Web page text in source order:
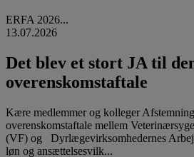
ERFA 2026...
13.07.2026
Det blev et stort JA til
overenskomstaftale
Kære medlemmer og kolleger
overenskomstaftale mellem
(VF) og Dyrlægevirksomhedernes
løn og ansættelsesvilk...